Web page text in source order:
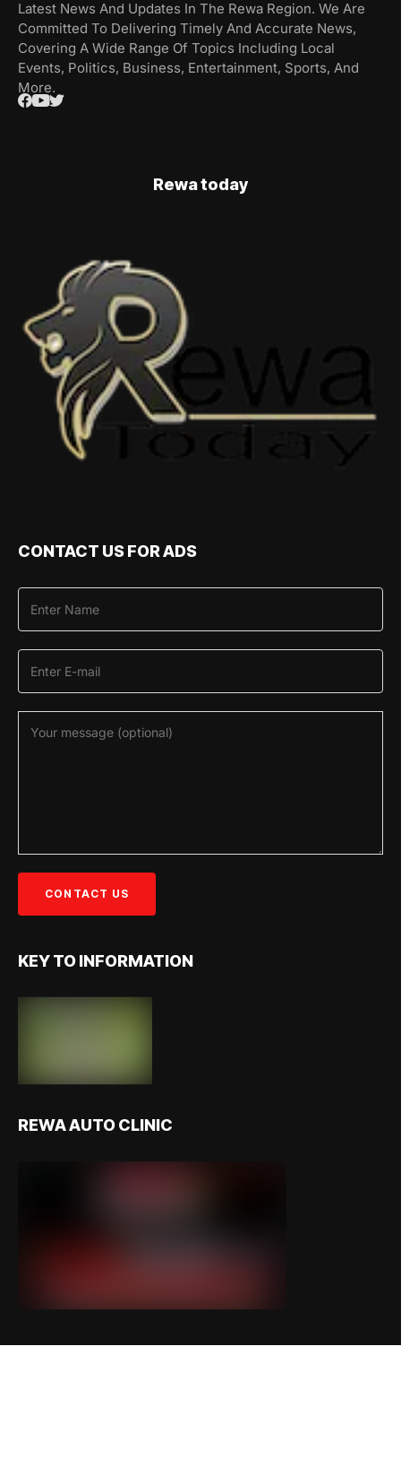
Latest News And Updates In The Rewa Region. We Are
Committed To Delivering Timely And Accurate News,
Covering A Wide Range Of Topics Including Local
Events, Politics, Business, Entertainment, Sports, And
More.
Rewa today
CONTACT US FOR ADS
KEY TO INFORMATION
REWA AUTO CLINIC